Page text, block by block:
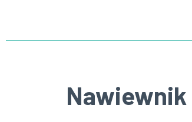
Nawiewnik